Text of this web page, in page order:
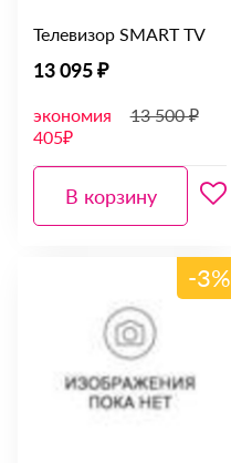
Телевизор SMART TV
13 095 ₽
экономия
405₽
13 500 ₽
В корзину
-3%